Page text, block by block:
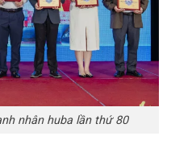
nhân huba lần thứ 80